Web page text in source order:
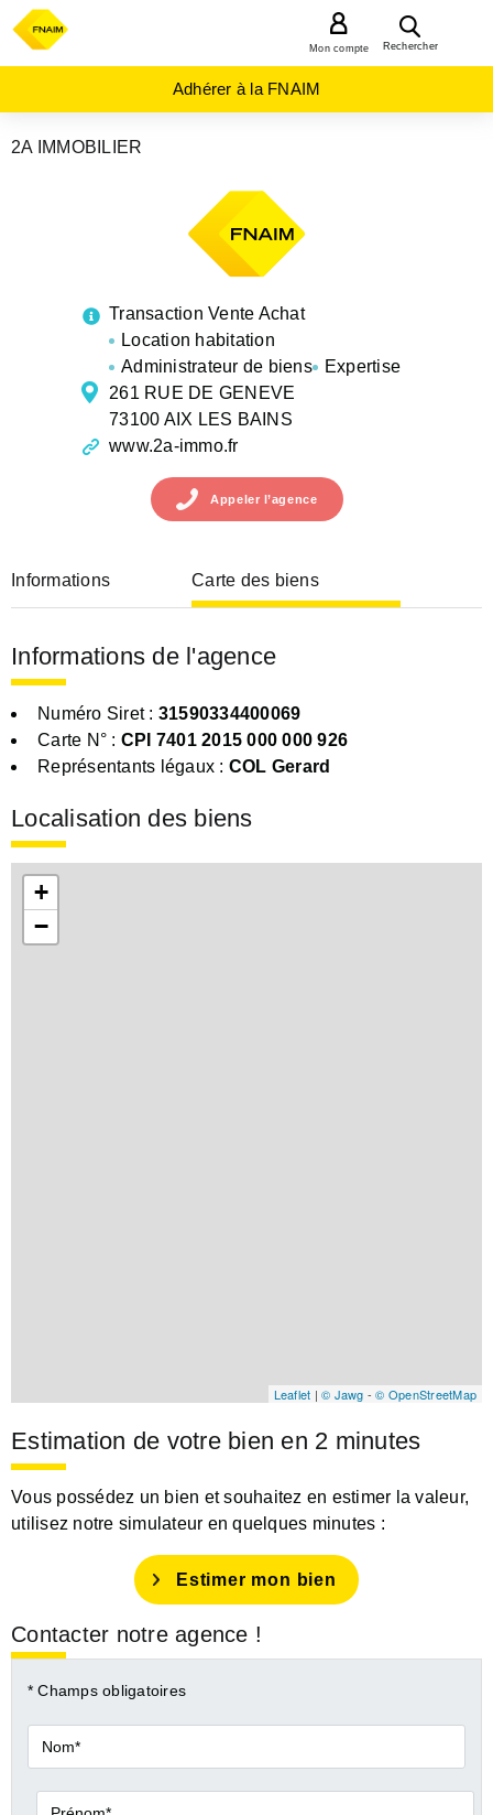
Rechercher
Mon compte
Adhérer à la FNAIM
2A IMMOBILIER
Transaction Vente Achat
Location habitation
Administrateur de biens
Expertise
261 RUE DE GENEVE
73100 AIX LES BAINS
www.2a-immo.fr
Appeler l’agence
Informations Carte des biens
Informations de l'agence
Numéro Siret : 31590334400069
Carte N° : CPI 7401 2015 000 000 926
Représentants légaux : COL Gerard
Localisation des biens
+
−
Leaflet | © Jawg -© OpenStreetMap
Estimation de votre bien en 2 minutes
Vous possédez un bien et souhaitez en estimer la valeur,
utilisez notre simulateur en quelques minutes :
Estimer mon bien
Contacter notre agence !
* Champs obligatoires
Nom*
Prénom*